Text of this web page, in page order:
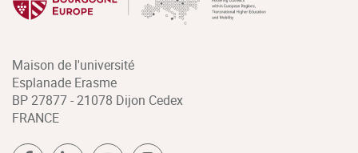
Maison de l'université
Esplanade Erasme
BP 27877 - 21078 Dijon Cedex
FRANCE